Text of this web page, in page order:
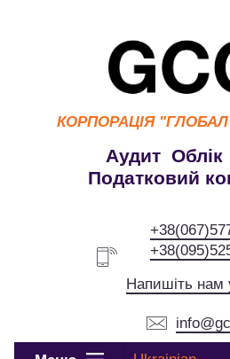
КОРПОРАЦІЯ
Аудит
Податковий
Напишіть нам